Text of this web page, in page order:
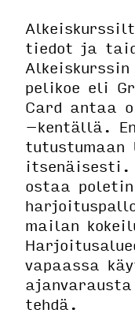
tiedot ja
pelikoe eli
Card antaa
–kentällä.
itsenäisesti.
ostaa
mailan
vapaassa
tehdä.